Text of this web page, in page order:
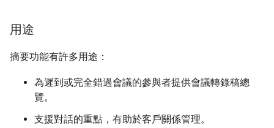
用途
摘要功能有許多用途：
為遲到或完全錯過會議的參與者提供會議轉錄稿總
覽。
支援對話的重點，有助於客戶關係管理。